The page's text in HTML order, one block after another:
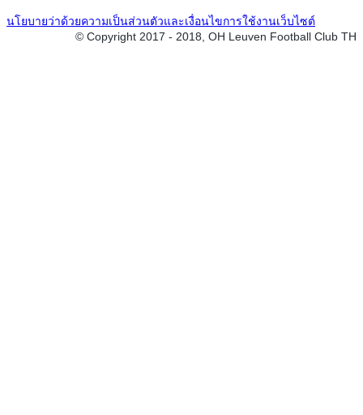
นโยบายว่าด้วยความเป็นส่วนตัวและเงื่อนไขการใช้งานเว็บไซต์
© Copyright 2017 - 2018, OH Leuven Football Club TH